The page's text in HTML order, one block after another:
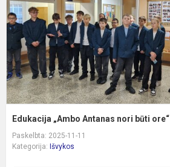
Edukacija „Ambo Antanas nori būti ore“
Paskelbta: 2025-11-11
Kategorija: Išvykos